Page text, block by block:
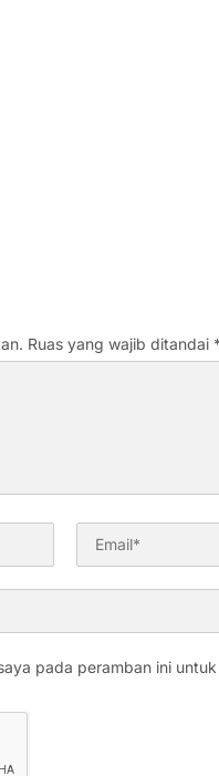
Ruas yang wajib ditandai *
pada peramban ini